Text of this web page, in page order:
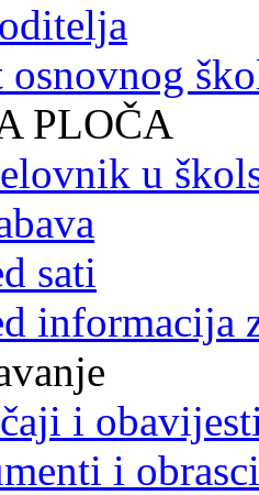
osnovnog
PLOČA
u
sati
informacija
i
i obrasci